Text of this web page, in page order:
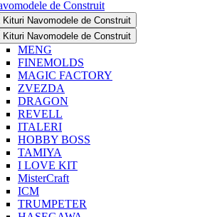
de Construit
Kituri Navomodele de Construit
Kituri Navomodele de Construit
MENG
FINEMOLDS
MAGIC FACTORY
ZVEZDA
DRAGON
REVELL
ITALERI
HOBBY BOSS
TAMIYA
I LOVE KIT
MisterCraft
ICM
TRUMPETER